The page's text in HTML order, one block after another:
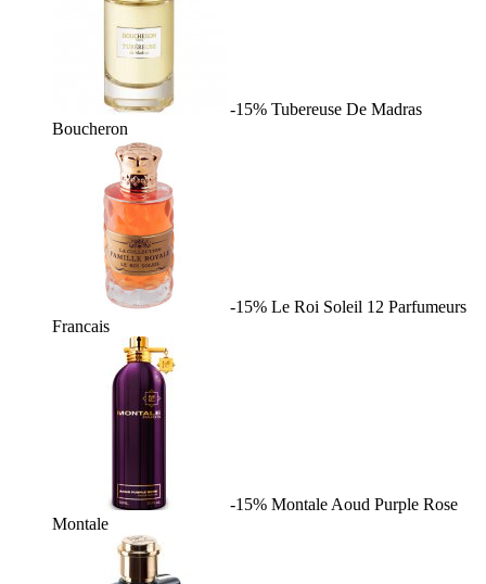
-15% Tubereuse De Madras
Boucheron
-15% Le Roi Soleil 12 Parfumeurs
Francais
-15% Montale Aoud Purple Rose
Montale